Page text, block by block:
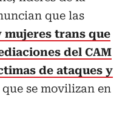
que las
mujeres trans que
del CAM
de ataques y
se movilizan en